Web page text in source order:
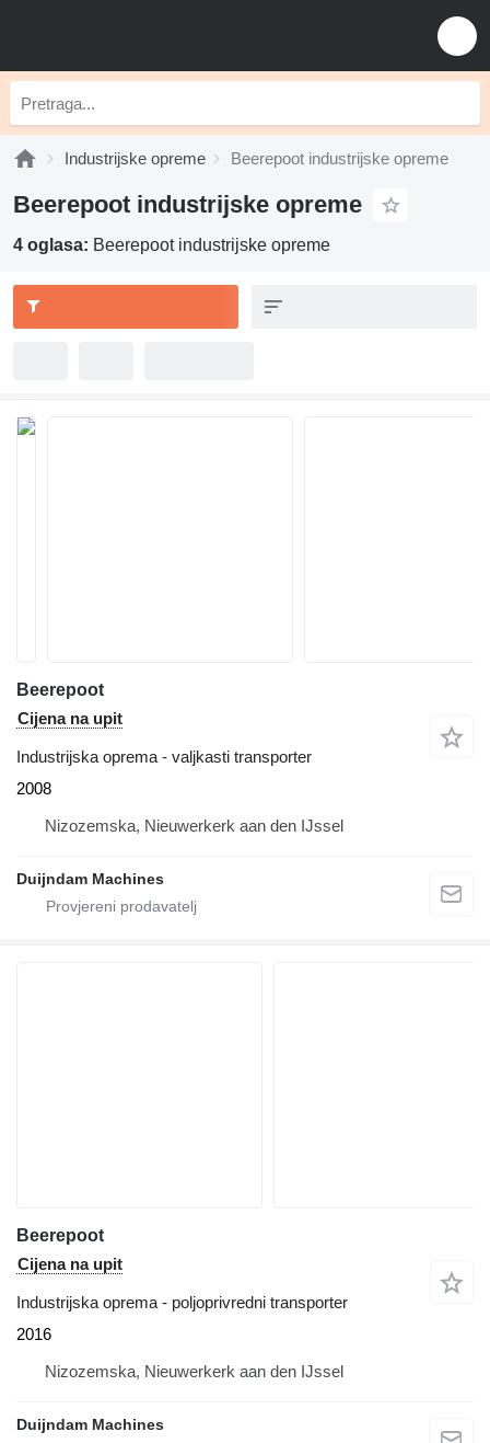
Industrijske opreme Beerepoot industrijske opreme
Beerepoot industrijske opreme
4 oglasa: Beerepoot industrijske opreme
Beerepoot
Cijena na upit
Industrijska oprema - valjkasti transporter
2008
Nizozemska, Nieuwerkerk aan den IJssel
Duijndam Machines
Beerepoot
Cijena na upit
Industrijska oprema - poljoprivredni transporter
2016
Nizozemska, Nieuwerkerk aan den IJssel
Duijndam Machines